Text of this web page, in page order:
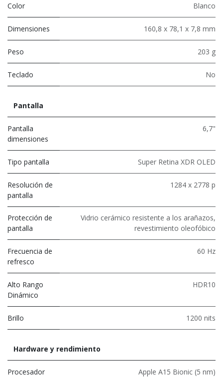
Color Blanco
Dimensiones 160,8 x 78,1 x 7,8 mm
Peso 203 g
Teclado No
Pantalla
Pantalla
dimensiones
6,7"
Tipo pantalla Super Retina XDR OLED
Resolución de
pantalla
1284 x 2778 p
Protección de
pantalla
Vidrio cerámico resistente a los arañazos,
revestimiento oleofóbico
Frecuencia de
refresco
60 Hz
Alto Rango
Dinámico
HDR10
Brillo 1200 nits
Hardware y rendimiento
Procesador Apple A15 Bionic (5 nm)